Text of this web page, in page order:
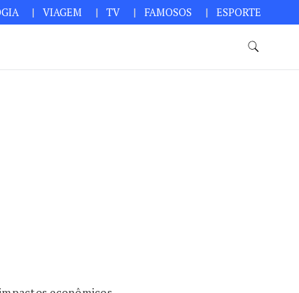
VIAGEM TV FAMOSOS ESPORTE